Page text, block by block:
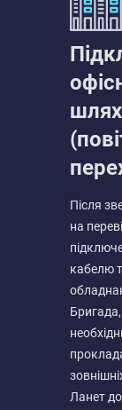
Після
на
кабелю
Ланет до